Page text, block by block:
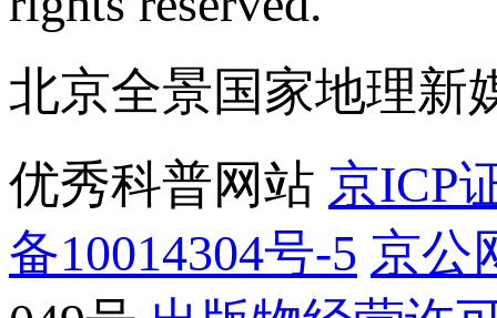
北京全景国家地理新
优秀科普网站 京ICP
备10014304号-5 京公